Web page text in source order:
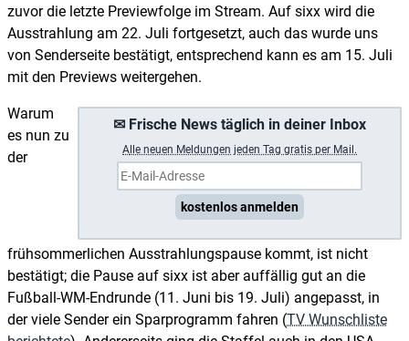
zuvor die letzte Previewfolge im Stream. Auf sixx wird die
Ausstrahlung am 22. Juli fortgesetzt, auch das wurde uns
von Senderseite bestätigt, entsprechend kann es am 15. Juli
mit den Previews weitergehen.
✉ Frische News täglich in deiner Inbox
Alle neuen Meldungen jeden Tag gratis per Mail.
kostenlos anmelden
Warum
es nun zu
der
frühsommerlichen Ausstrahlungspause kommt, ist nicht
bestätigt; die Pause auf sixx ist aber auffällig gut an die
Fußball-WM-Endrunde (11. Juni bis 19. Juli) angepasst, in
der viele Sender ein Sparprogramm fahren (TV Wunschliste